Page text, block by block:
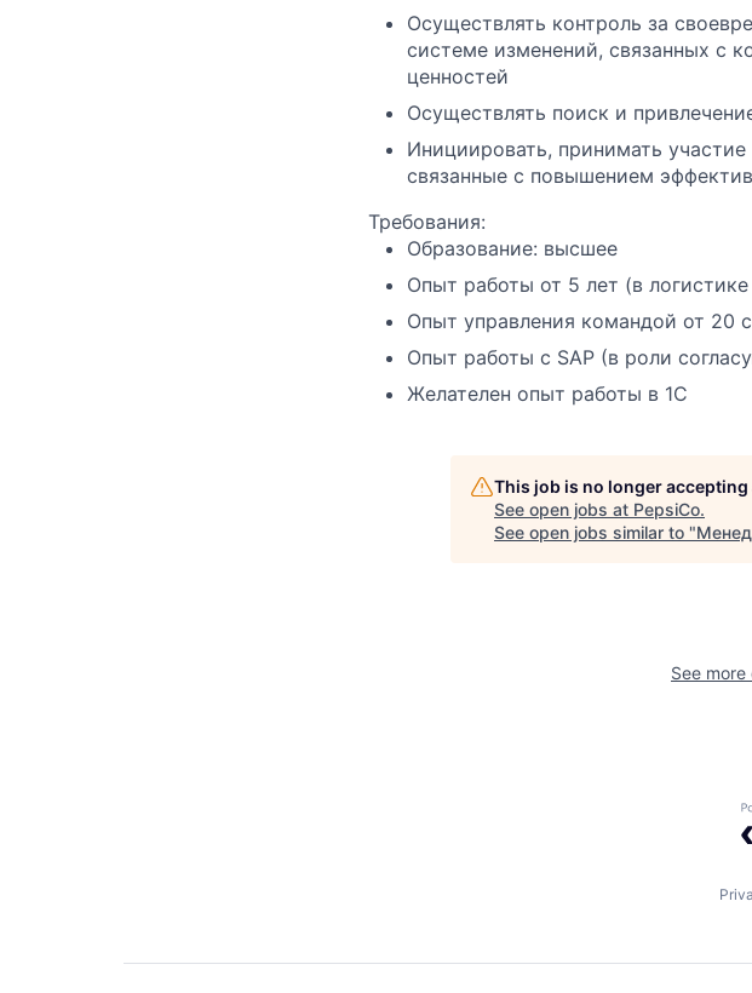
Осуществлять контроль за
системе изменений, связанных с
ценностей
Осуществлять поиск и
Инициировать, принимать
связанные с повышением
Требования:
Образование: высшее
Опыт работы от 5 лет (в логистике
Опыт управления командой от 20
Опыт работы с SAP (в роли
Желателен опыт работы в 1С
This job is no longer
See open jobs at PepsiCo.
See open jobs similar to "
See